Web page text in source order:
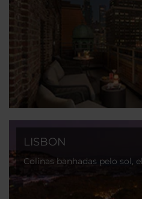
LISBON
Colinas banhadas pelo sol,
para o oceano e um
descobertas.